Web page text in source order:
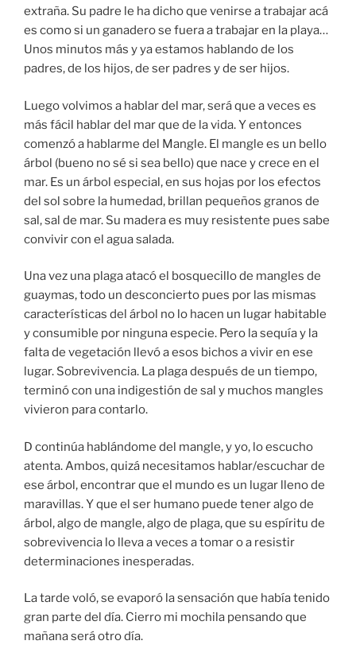
extraña. Su padre le ha dicho que venirse a trabajar acá
es como si un ganadero se fuera a trabajar en la playa…
Unos minutos más y ya estamos hablando de los
padres, de los hijos, de ser padres y de ser hijos.
Luego volvimos a hablar del mar, será que a veces es
más fácil hablar del mar que de la vida. Y entonces
comenzó a hablarme del Mangle. El mangle es un bello
árbol (bueno no sé si sea bello) que nace y crece en el
mar. Es un árbol especial, en sus hojas por los efectos
del sol sobre la humedad, brillan pequeños granos de
sal, sal de mar. Su madera es muy resistente pues sabe
convivir con el agua salada.
Una vez una plaga atacó el bosquecillo de mangles de
guaymas, todo un desconcierto pues por las mismas
características del árbol no lo hacen un lugar habitable
y consumible por ninguna especie. Pero la sequía y la
falta de vegetación llevó a esos bichos a vivir en ese
lugar. Sobrevivencia. La plaga después de un tiempo,
terminó con una indigestión de sal y muchos mangles
vivieron para contarlo.
D continúa hablándome del mangle, y yo, lo escucho
atenta. Ambos, quizá necesitamos hablar/escuchar de
ese árbol, encontrar que el mundo es un lugar lleno de
maravillas. Y que el ser humano puede tener algo de
árbol, algo de mangle, algo de plaga, que su espíritu de
sobrevivencia lo lleva a veces a tomar o a resistir
determinaciones inesperadas.
La tarde voló, se evaporó la sensación que había tenido
gran parte del día. Cierro mi mochila pensando que
mañana será otro día.